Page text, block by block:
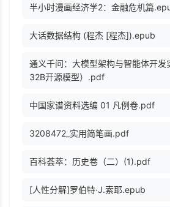
半小时漫画经济学2：金融危机篇
大话数据结构 (程杰 [程杰]).epub
通义千问：大模型架构与智能体开
32B开源模型）.pdf
中国家谱资料选编 01 凡例卷.pdf
3208472_实用简笔画.pdf
百科荟萃：历史卷（二）(1).pdf
[人性分解]罗伯特·J.索耶.epub